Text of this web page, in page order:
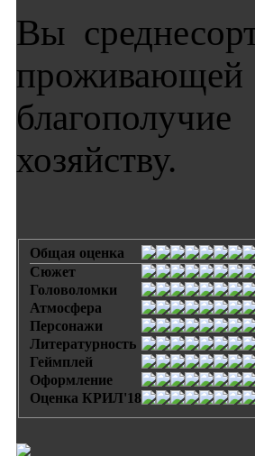
Вы
хозяйству.
Общая оценка
Сюжет
Головоломки
Атмосфера
Персонажи
Литературность
Геймплей
Оформление
Оценка КРИЛ'18